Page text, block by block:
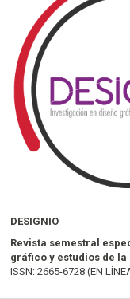
DESIGNIO
Revista semestral
gráfico y estudios de la
ISSN: 2665-6728 (EN